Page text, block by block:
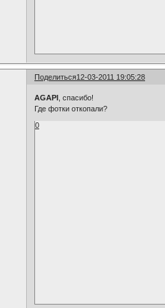
Поделиться12-03-2011 19:05:28
AGAPI , спасибо!
Где фотки откопали?
0